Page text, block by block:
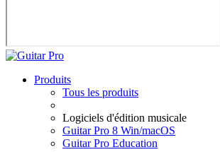
Produits
Tous les produits
Logiciels d'édition musicale
Guitar Pro 8 Win/macOS
Guitar Pro Education